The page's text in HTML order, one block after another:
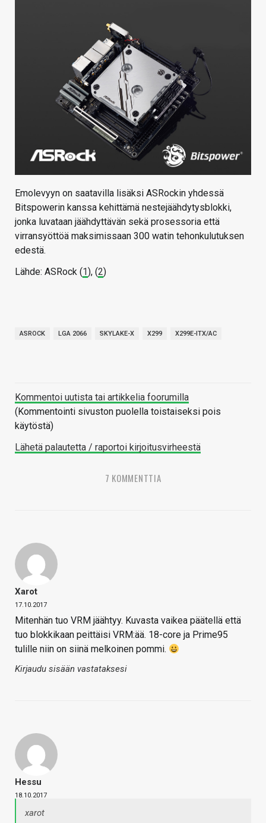
Emolevyyn on saatavilla lisäksi ASRockin yhdessä
Bitspowerin kanssa kehittämä nestejäähdytysblokki,
jonka luvataan jäähdyttävän sekä prosessoria että
virransyöttöä maksimissaan 300 watin tehonkulutuksen
edestä.
Lähde: ASRock (1), (2)
ASROCK LGA 2066 SKYLAKE-X X299 X299E-ITX/AC
Kommentoi uutista tai artikkelia foorumilla
(Kommentointi sivuston puolella toistaiseksi pois
käytöstä)
Lähetä palautetta / raportoi kirjoitusvirheestä
7 KOMMENTTIA
Xarot
17.10.2017
Mitenhän tuo VRM jäähtyy. Kuvasta vaikea päätellä että
tuo blokkikaan peittäisi VRM:ää. 18-core ja Prime95
tulille niin on siinä melkoinen pommi.
Kirjaudu sisään vastataksesi
Hessu
18.10.2017
xarot